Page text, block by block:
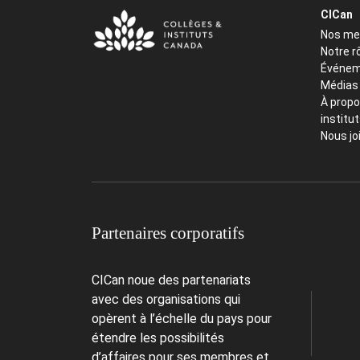
CICan
Nos
Notre
À
Nous
Partenaires corporatifs
CICan noue des partenariats
avec des organisations qui
opèrent à l’échelle du pays pour
étendre les possibilités